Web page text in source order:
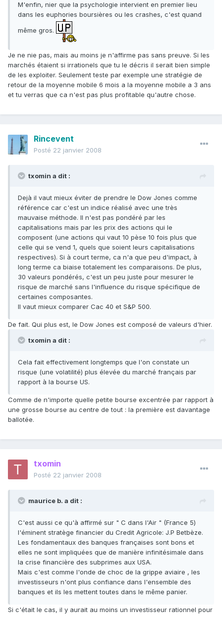
M'enfin, nier que la psychologie intervient en premier lieu
dans les euphories boursières ou les crashes, c'est quand
même gros.
Je ne nie pas, mais au moins je n'affirme pas sans preuve. Si les
marchés étaient si irrationels que tu le décris il serait bien simple
de les exploiter. Seulement teste par exemple une stratégie de
retour de la moyenne mobile 6 mois a la moyenne mobile a 3 ans
et tu verras que ca n'est pas plus profitable qu'autre chose.
Rincevent
Posté 22 janvier 2008
txomin a dit :
Dejà il vaut mieux éviter de prendre le Dow Jones comme
référence car c'est un indice réalisé avec une très
mauvaise méthode. Il n'est pas pondéré par les
capitalisations mais par les prix des actions qui le
composent (une actions qui vaut 10 pèse 10 fois plus que
celle qui se vend 1, quels que soient leurs capitalisations
respectives). Si à court terme, ca n'a que peu d'impact, à
long terme ca biaise totalement les comparaisons. De plus,
30 valeurs pondérés, c'est un peu juste pour mesurer le
risque de marché sans l'influence du risque spécifique de
certaines composantes.
Il vaut mieux comparer Cac 40 et S&P 500.
De fait. Qui plus est, le Dow Jones est composé de valeurs d'hier.
txomin a dit :
Cela fait effectivement longtemps que l'on constate un
risque (une volatilité) plus élevée du marché français par
rapport à la bourse US.
Comme de n'importe quelle petite bourse excentrée par rapport à
une grosse bourse au centre de tout : la première est davantage
ballotée.
txomin
Posté 22 janvier 2008
maurice b. a dit :
C'est aussi ce qu'à affirmé sur " C dans l'Air " (France 5)
l'éminent stratège financier du Credit Agricole: J.P Betbèze.
Les fondamentaux des banques françaises sont bons et
elles ne sont impliquées que de manière infinitésimale dans
la crise financière des subprimes aux USA.
Mais c'est comme l'onde de choc de la grippe aviaire , les
investisseurs n'ont plus confiance dans l'ensemble des
banques et ils les mettent toutes dans le même panier.
Si c'était le cas, il y aurait au moins un investisseur rationnel pour